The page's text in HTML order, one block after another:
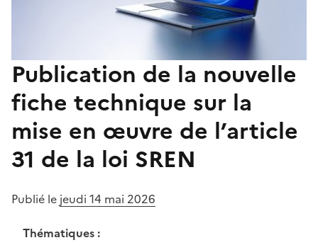
Publication de la nouvelle
fiche technique sur la
mise en œuvre de l’article
31 de la loi SREN
Publié le jeudi 14 mai 2026
Thématiques :